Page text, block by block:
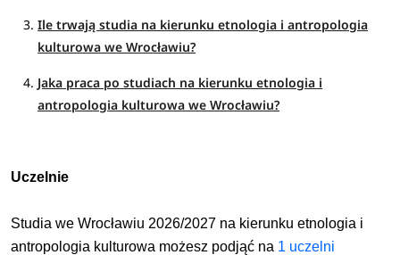
Ile trwają studia na kierunku etnologia i antropologia
kulturowa we Wrocławiu?
Jaka praca po studiach na kierunku etnologia i
antropologia kulturowa we Wrocławiu?
Uczelnie
Studia we Wrocławiu 2026/2027 na kierunku etnologia i
antropologia kulturowa możesz podjąć na 1 uczelni